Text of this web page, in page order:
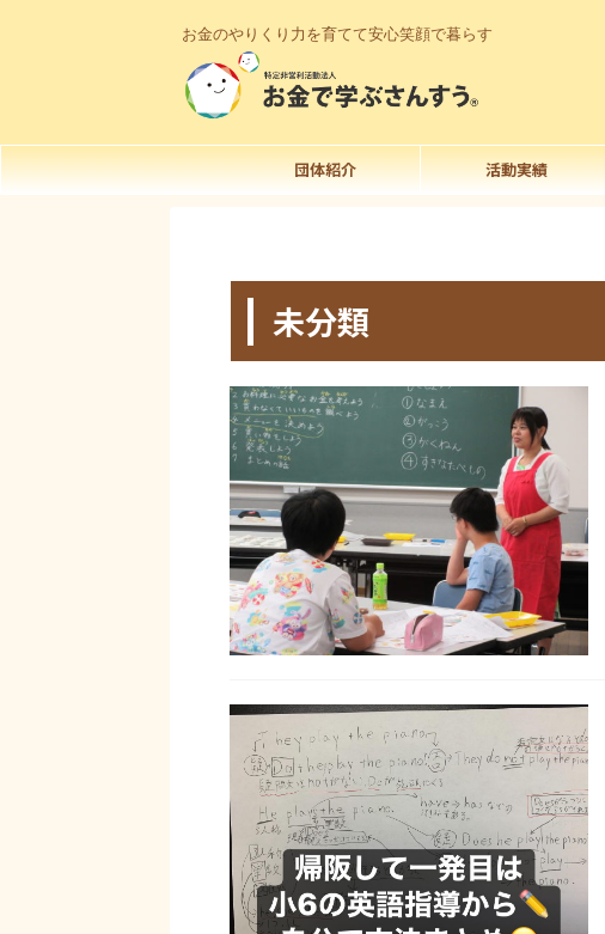
お金のやりくり力を育てて安心笑顔で暮らす
団体紹介 活動実績
未分類